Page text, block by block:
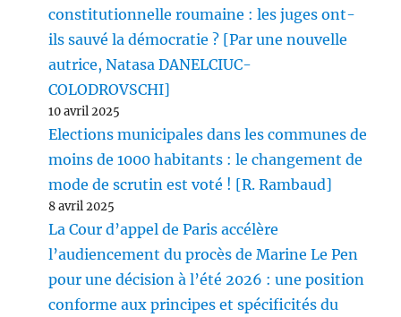
constitutionnelle roumaine : les juges ont-
ils sauvé la démocratie ? [Par une nouvelle
autrice, Natasa DANELCIUC-
COLODROVSCHI]
10 avril 2025
Elections municipales dans les communes de
moins de 1000 habitants : le changement de
mode de scrutin est voté ! [R. Rambaud]
8 avril 2025
La Cour d’appel de Paris accélère
l’audiencement du procès de Marine Le Pen
pour une décision à l’été 2026 : une position
conforme aux principes et spécificités du